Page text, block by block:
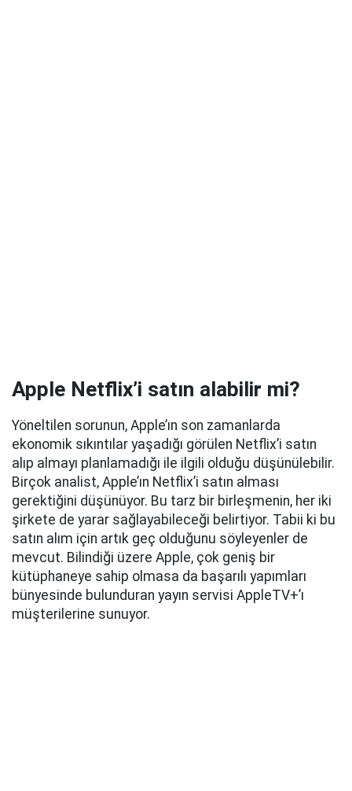
Apple Netflix’i satın alabilir mi?
Yöneltilen sorunun, Apple’ın son zamanlarda
ekonomik sıkıntılar yaşadığı görülen Netflix’i satın
alıp almayı planlamadığı ile ilgili olduğu düşünülebilir.
Birçok analist, Apple’ın Netflix’i satın alması
gerektiğini düşünüyor. Bu tarz bir birleşmenin, her iki
şirkete de yarar sağlayabileceği belirtiyor. Tabii ki bu
satın alım için artık geç olduğunu söyleyenler de
mevcut. Bilindiği üzere Apple, çok geniş bir
kütüphaneye sahip olmasa da başarılı yapımları
bünyesinde bulunduran yayın servisi AppleTV+’ı
müşterilerine sunuyor.